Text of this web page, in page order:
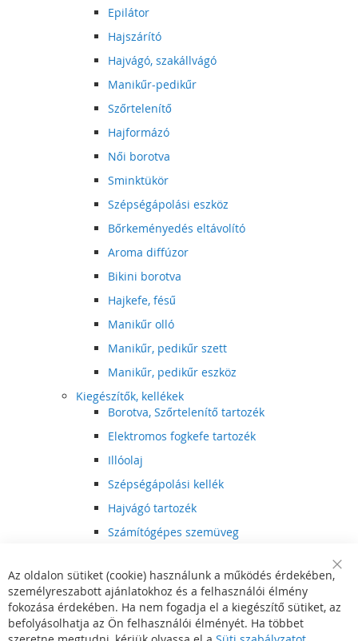
Epilátor
Hajszárító
Hajvágó, szakállvágó
Manikűr-pedikűr
Szőrtelenítő
Hajformázó
Női borotva
Sminktükör
Szépségápolási eszköz
Bőrkeményedés eltávolító
Aroma diffúzor
Bikini borotva
Hajkefe, fésű
Manikűr olló
Manikűr, pedikűr szett
Manikűr, pedikűr eszköz
Kiegészítők, kellékek
Borotva, Szőrtelenítő tartozék
Elektromos fogkefe tartozék
Illóolaj
Szépségápolási kellék
Hajvágó tartozék
Számítógépes szemüveg
Hajvágó kiegészítő
Szórakoztató elektronika
Multimédia
DVD, BluRay lejátszó
Bar
Az oldalon sütiket (cookie) használunk a működés érdekében,
személyreszabott ajánlatokhoz és a felhasználói élmény
fokozása érdekében. Ha nem fogadja el a kiegészítő sütiket, az
befolyásolhatja az Ön felhasználói élményét. Ha többet